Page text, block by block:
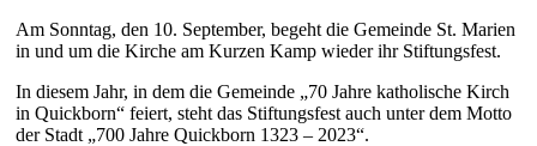
Am Sonntag, den 10. September, begeht die Gemeinde St. Marien
in und um die Kirche am Kurzen Kamp wieder ihr Stiftungsfest.
In diesem Jahr, in dem die Gemeinde „70 Jahre katholische Kirch
in Quickborn“ feiert, steht das Stiftungsfest auch unter dem Motto
der Stadt „700 Jahre Quickborn 1323 – 2023“.